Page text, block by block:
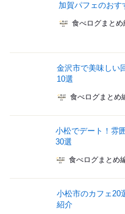
加賀パフェのお
食べログまとめ
金沢市で美味しい
10選
食べログまとめ
小松でデート！雰
30選
食べログまとめ
小松市のカフェ20
紹介